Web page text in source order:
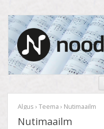
Noodipank
noodipank.ee
Algus › Teema › Nutimaailm
Nutimaailm